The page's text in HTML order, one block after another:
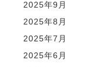
2025年9月
2025年8月
2025年7月
2025年6月